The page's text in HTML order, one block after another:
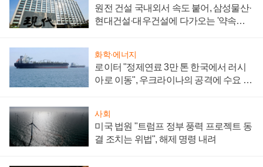
원전 건설 국내외서 속도 붙어, 삼성물산·
현대건설·대우건설에 다가오는 '약속의
화학·에너지
로이터 "정제연료 3만 톤 한국에서 러시
아로 이동", 우크라이나의 공격에 수요 늘
사회
미국 법원 "트럼프 정부 풍력 프로젝트 동
결 조치는 위법", 해제 명령 내려